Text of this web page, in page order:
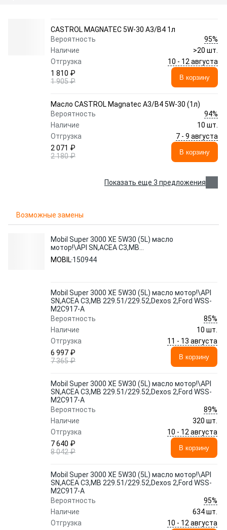
CASTROL MAGNATEC 5W-30 A3/B4 1л
Вероятность
95%
Наличие
>20 шт.
Отгрузка
10 - 12 августа
1 810 ₽
1 905 ₽
В корзину
Масло CASTROL Magnatec А3/В4 5W-30 (1л)
Вероятность
94%
Наличие
10 шт.
Отгрузка
7 - 9 августа
2 071 ₽
2 180 ₽
В корзину
Показать еще 3 предложения
Возможные замены
Mobil Super 3000 XE 5W30 (5L) масло
мотор!\API SN,ACEA C3,MB
229.51/229.52,Dexos 2,Ford WSS-M2C917-
AMOBIL150944
Mobil Super 3000 XE 5W30 (5L) масло мотор!\API
SN,ACEA C3,MB 229.51/229.52,Dexos 2,Ford WSS-
M2C917-A
Вероятность
85%
Наличие
10 шт.
Отгрузка
11 - 13 августа
6 997 ₽
7 365 ₽
В корзину
Mobil Super 3000 XE 5W30 (5L) масло мотор!\API
SN,ACEA C3,MB 229.51/229.52,Dexos 2,Ford WSS-
M2C917-A
Вероятность
89%
Наличие
320 шт.
Отгрузка
10 - 12 августа
7 640 ₽
8 042 ₽
В корзину
Mobil Super 3000 XE 5W30 (5L) масло мотор!\API
SN,ACEA C3,MB 229.51/229.52,Dexos 2,Ford WSS-
M2C917-A
Вероятность
95%
Наличие
634 шт.
Отгрузка
10 - 12 августа